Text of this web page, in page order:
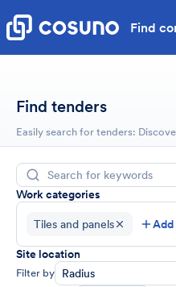
Find
Find tenders
Easily search for tenders:
Work categories
Tiles and panels Add
Site location
Filter by Radius